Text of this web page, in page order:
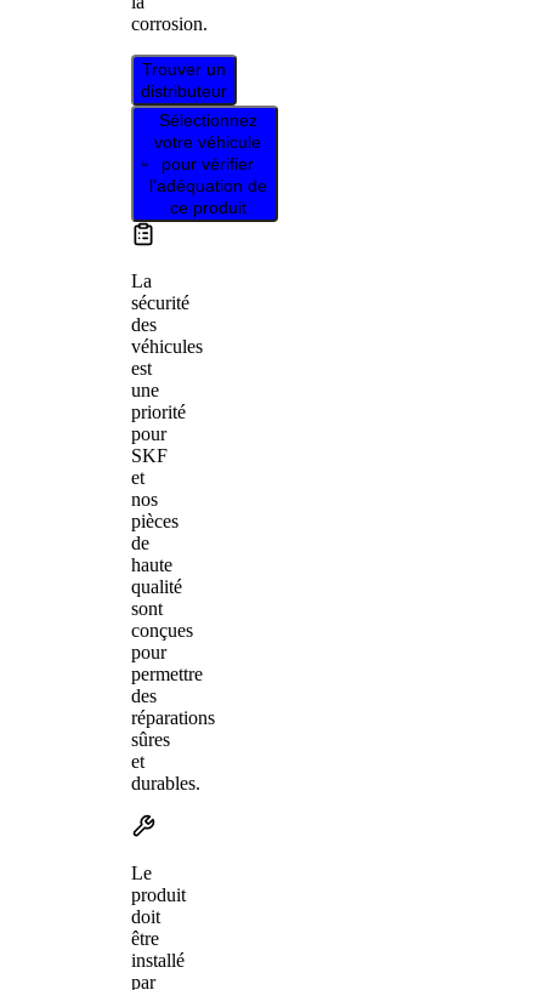
corrosion.
Trouver un
distributeur
Sélectionnez
votre véhicule
pour vérifier
l’adéquation de
ce produit
La
sécurité
des
véhicules
est
une
priorité
pour
SKF
et
nos
pièces
de
haute
qualité
sont
conçues
pour
permettre
des
réparations
sûres
et
durables.
Le
produit
doit
être
installé
par